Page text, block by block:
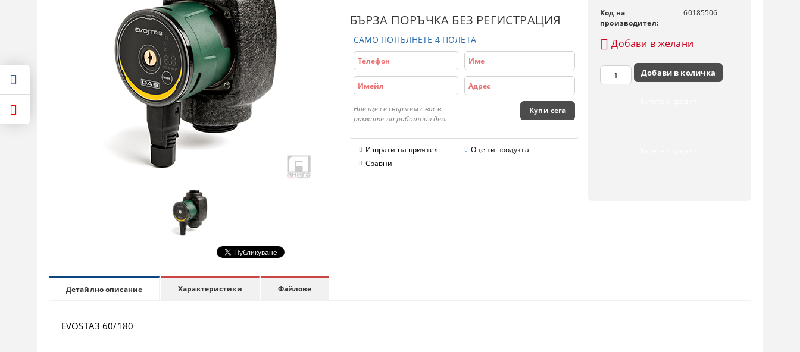
БЪРЗА ПОРЪЧКА БЕЗ РЕГИСТРАЦИЯ
САМО ПОПЪЛНЕТЕ 4 ПОЛЕТА
Ние ще се свържем с вас в
рамките на работния ден.
Изпрати на приятел
Оцени продукта
Сравни
Код на
производител:
60185506
Добави в желани
Детайлно описание Характеристики Файлове
EVOSTA3 60/180